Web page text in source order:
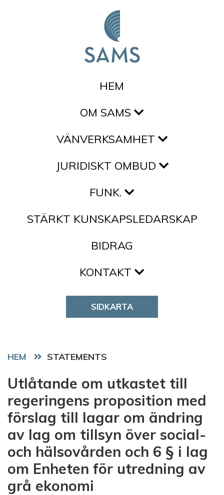
HEM
OM SAMS
VÄNVERKSAMHET
JURIDISKT OMBUD
FUNK.
STÄRKT KUNSKAPSLEDARSKAP
BIDRAG
KONTAKT
SIDKARTA
HEM STATEMENTS
Utlåtande om utkastet till
regeringens proposition med
förslag till lagar om ändring
av lag om tillsyn över social-
och hälsovården och 6 § i lag
om Enheten för utredning av
grå ekonomi